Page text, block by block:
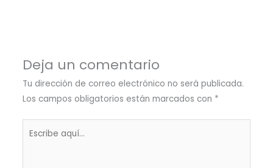
Deja un comentario
Tu dirección de correo electrónico no será publicada.
Los campos obligatorios están marcados con *